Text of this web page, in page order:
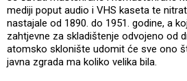
mediji poput audio i VHS kaseta te
nastajale od 1890. do 1951. godine, a
zahtjevne za skladištenje odvojeno od
atomsko sklonište udomit će sve ono
javna zgrada ma koliko velika bila.